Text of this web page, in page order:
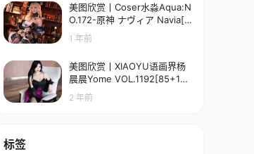
美图欣赏丨Coser水淼Aqua:N
O.172-原神 ナヴィア Navia[5
8P-90.7M]
1 年前
美图欣赏丨XIAOYU语画界杨
晨晨Yome VOL.1192[85+1P
／673MB]
2 年前
标签